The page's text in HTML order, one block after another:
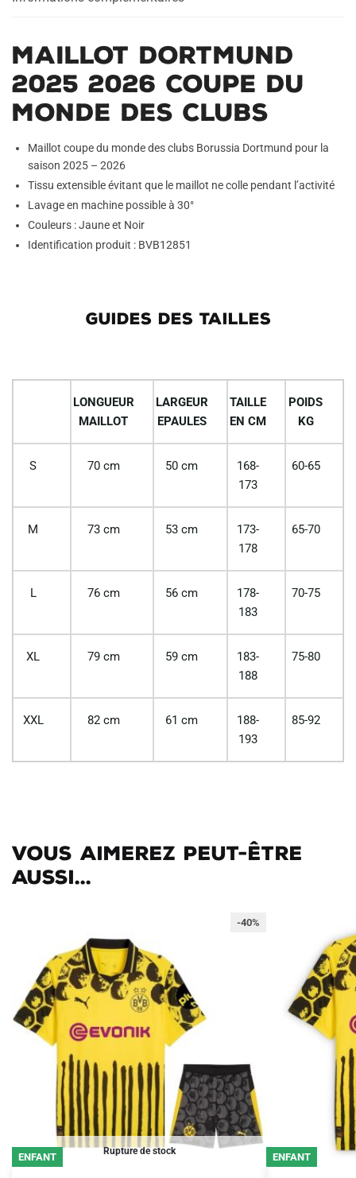
Maillot Dortmund
2025 2026 Coupe du
Monde des Clubs
Maillot coupe du monde des clubs Borussia Dortmund pour la
saison 2025 – 2026
Tissu extensible évitant que le maillot ne colle pendant l’activité
Lavage en machine possible à 30°
Couleurs : Jaune et Noir
Identification produit : BVB12851
GUIDES DES TAILLES
LONGUEUR
MAILLOT
LARGEUR
EPAULES
TAILLE
EN CM
POIDS
KG
S 70 cm 50 cm
168-
173
60-65
M 73 cm 53 cm
173-
178
65-70
L 76 cm 56 cm
178-
183
70-75
XL 79 cm 59 cm
183-
188
75-80
XXL 82 cm 61 cm
188-
193
85-92
Vous aimerez peut-être
aussi...
Rupture de stock
ENFANT
-40%
ENFANT